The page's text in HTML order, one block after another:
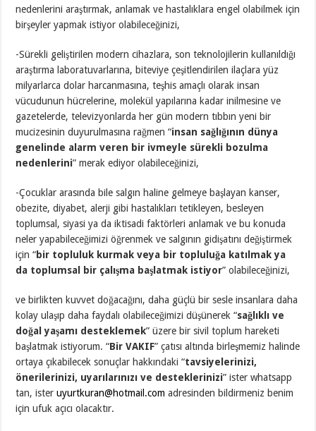
nedenlerini araştırmak, anlamak ve hastalıklara engel olabilmek için
birşeyler yapmak istiyor olabileceğinizi,
-Sürekli geliştirilen modern cihazlara, son teknolojilerin kullanıldığı
araştırma laboratuvarlarına, biteviye çeşitlendirilen ilaçlara yüz
milyarlarca dolar harcanmasına, teşhis amaçlı olarak insan
vücudunun hücrelerine, molekül yapılarına kadar inilmesine ve
gazetelerde, televizyonlarda her gün modern tıbbın yeni bir
mucizesinin duyurulmasına rağmen “insan sağlığının dünya
genelinde alarm veren bir ivmeyle sürekli bozulma
nedenlerini” merak ediyor olabileceğinizi,
-Çocuklar arasında bile salgın haline gelmeye başlayan kanser,
obezite, diyabet, alerji gibi hastalıkları tetikleyen, besleyen
toplumsal, siyasi ya da iktisadi faktörleri anlamak ve bu konuda
neler yapabileceğimizi öğrenmek ve salgının gidişatını değiştirmek
için “bir topluluk kurmak veya bir topluluğa katılmak ya
da toplumsal bir çalışma başlatmak istiyor” olabileceğinizi,
ve birlikten kuvvet doğacağını, daha güçlü bir sesle insanlara daha
kolay ulaşıp daha faydalı olabileceğimizi düşünerek “sağlıklı ve
doğal yaşamı desteklemek” üzere bir sivil toplum hareketi
başlatmak istiyorum. “Bir VAKIF” çatısı altında birleşmemiz halinde
ortaya çıkabilecek sonuçlar hakkındaki “tavsiyelerinizi,
önerilerinizi, uyarılarınızı ve desteklerinizi” ister whatsapp
tan, isteruyurtkuran@hotmail.com adresinden bildirmeniz benim
için ufuk açıcı olacaktır.